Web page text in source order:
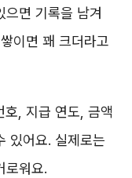
으면 기록을 남겨
이면 꽤 크더라고
호, 지급 연도, 금액
있어요. 실제로는
로워요.